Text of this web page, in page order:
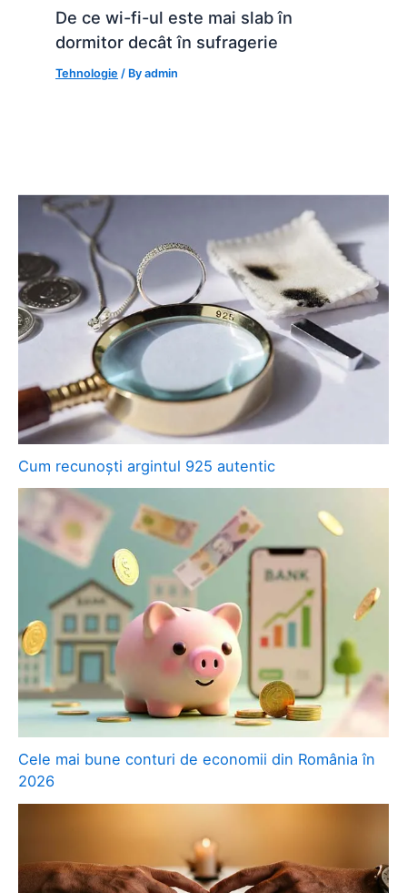
De ce wi-fi-ul este mai slab în
dormitor decât în sufragerie
Tehnologie / Byadmin
Cum recunoști argintul 925 autentic
Cele mai bune conturi de economii din România în
2026